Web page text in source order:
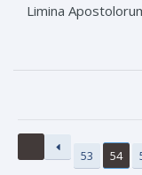
Limina
53 54